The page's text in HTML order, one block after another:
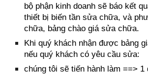
bộ phận kinh doanh sẽ báo kết
thiết bị biến tần sửa chữa, và
chữa, bảng chào giá sửa chữa.
Khi quý khách nhận được bảng
nếu quý khách có yêu cầu sửa:
chúng tôi sẽ tiến hành làm ==> 1